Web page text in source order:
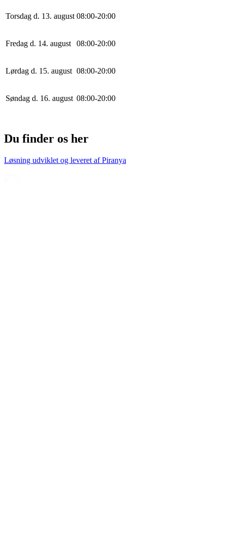
Torsdag d. 13. august 08:00-20:00
Fredag d. 14. august 08:00-20:00
Lørdag d. 15. august 08:00-20:00
Søndag d. 16. august 08:00-20:00
Du finder os her
Løsning udviklet og leveret afPiranya